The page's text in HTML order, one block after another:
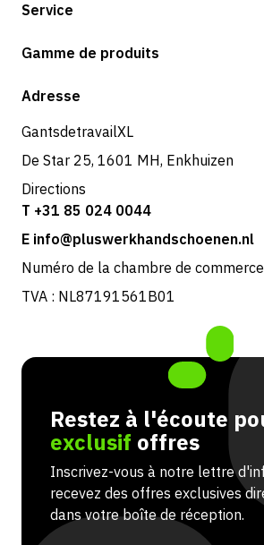
Service
Options de paiement
Retours et service
Gamme de produits
Boutique
Adresse
GantsdetravailXL
De Star 25, 1601 MH, Enkhuizen
Directions
T +31 85 024 0044
E info@pluswerkhandschoenen.nl
Numéro de la chambre de
TVA : NL87191561B01
Restez à l'écoute
exclusif offres
Inscrivez-vous à notre lettre
recevez des offres exclusives
dans votre boîte de réception.